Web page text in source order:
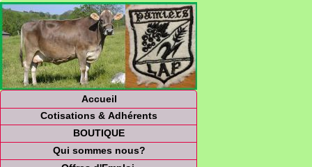
Accueil
Cotisations & Adhérents
BOUTIQUE
Qui sommes nous?